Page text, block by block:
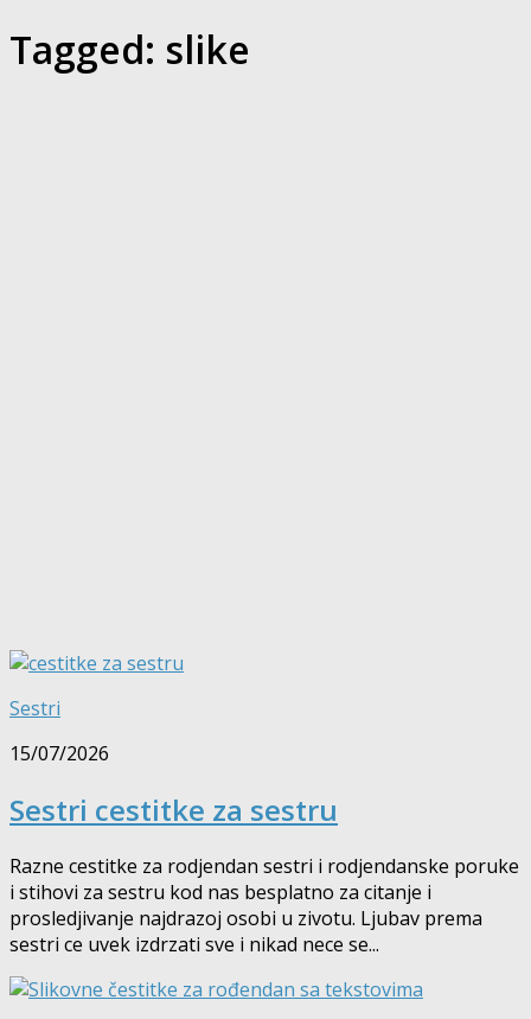
Tagged: slike
Sestri
15/07/2026
Sestri cestitke za sestru
Razne cestitke za rodjendan sestri i rodjendanske poruke
i stihovi za sestru kod nas besplatno za citanje i
prosledjivanje najdrazoj osobi u zivotu. Ljubav prema
sestri ce uvek izdrzati sve i nikad nece se...